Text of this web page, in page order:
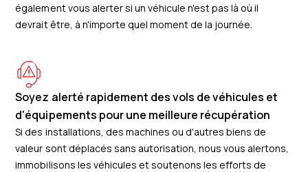
également vous alerter si un véhicule n'est pas là où il
devrait être, à n'importe quel moment de la journée.
Soyez alerté rapidement des vols de véhicules et
d'équipements pour une meilleure récupération
Si des installations, des machines ou d'autres biens de
valeur sont déplacés sans autorisation, nous vous alertons,
immobilisons les véhicules et soutenons les efforts de